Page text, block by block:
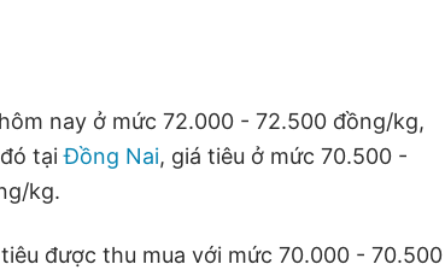
nay ở mức 72.000 - 72.500 đồng/kg,
đó tạiĐồng Nai, giá tiêu ở mức 70.500 -
kg.
được thu mua với mức 70.000 - 70.500